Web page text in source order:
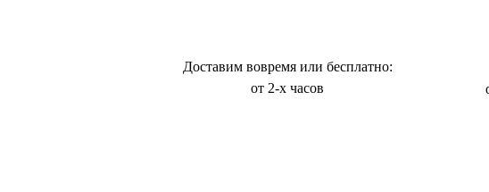
Доставим вовремя или бесплатно:
от 2-х часов